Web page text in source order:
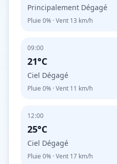
Principalement Dégagé
Pluie 0% · Vent 13 km/h
09:00
21°C
Ciel Dégagé
Pluie 0% · Vent 11 km/h
12:00
25°C
Ciel Dégagé
Pluie 0% · Vent 17 km/h